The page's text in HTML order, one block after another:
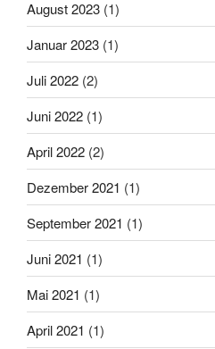
August 2023 (1)
Januar 2023 (1)
Juli 2022 (2)
Juni 2022 (1)
April 2022 (2)
Dezember 2021 (1)
September 2021 (1)
Juni 2021 (1)
Mai 2021 (1)
April 2021 (1)